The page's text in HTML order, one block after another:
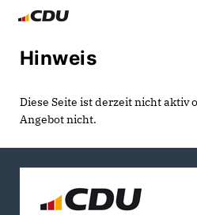
Hinweis
Diese Seite ist derzeit nicht aktiv
Angebot nicht.